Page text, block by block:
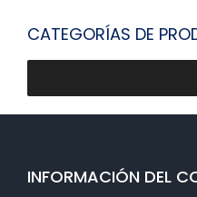
CATEGORÍAS DE
INFORMACIÓN DEL